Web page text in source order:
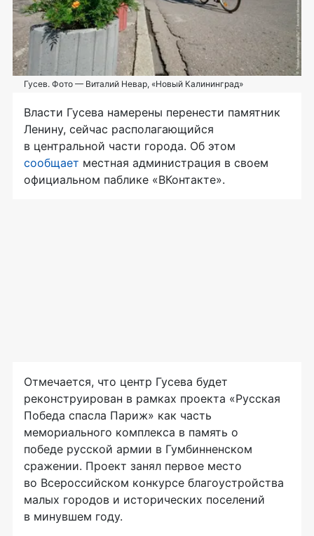
Гусев. Фото — Виталий Невар, «Новый Калининград»
Власти Гусева намерены перенести памятник
Ленину, сейчас располагающийся
в центральной части города. Об этом
сообщает местная администрация в своем
официальном паблике «ВКонтакте».
Отмечается, что центр Гусева будет
реконструирован в рамках проекта «Русская
Победа спасла Париж» как часть
мемориального комплекса в память о
победе русской армии в Гумбинненском
сражении. Проект занял первое место
во Всероссийском конкурсе благоустройства
малых городов и исторических поселений
в минувшем году.